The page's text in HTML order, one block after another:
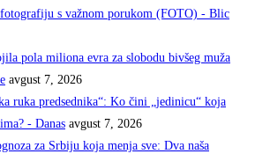
s važnom porukom (FOTO) - Blic
pola miliona evra za slobodu bivšeg muža
avgust 7, 2026
ruka predsednika“: Ko čini „jedinicu“ koja
- Danas avgust 7, 2026
za Srbiju koja menja sve: Dva naša